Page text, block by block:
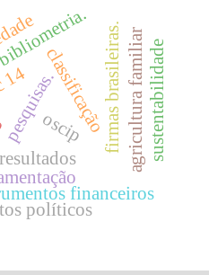
classificaçãofirmas brasileiras.agricultura familiar
financeiros
pesquisas.oscip sustentabilidade
políticos
14